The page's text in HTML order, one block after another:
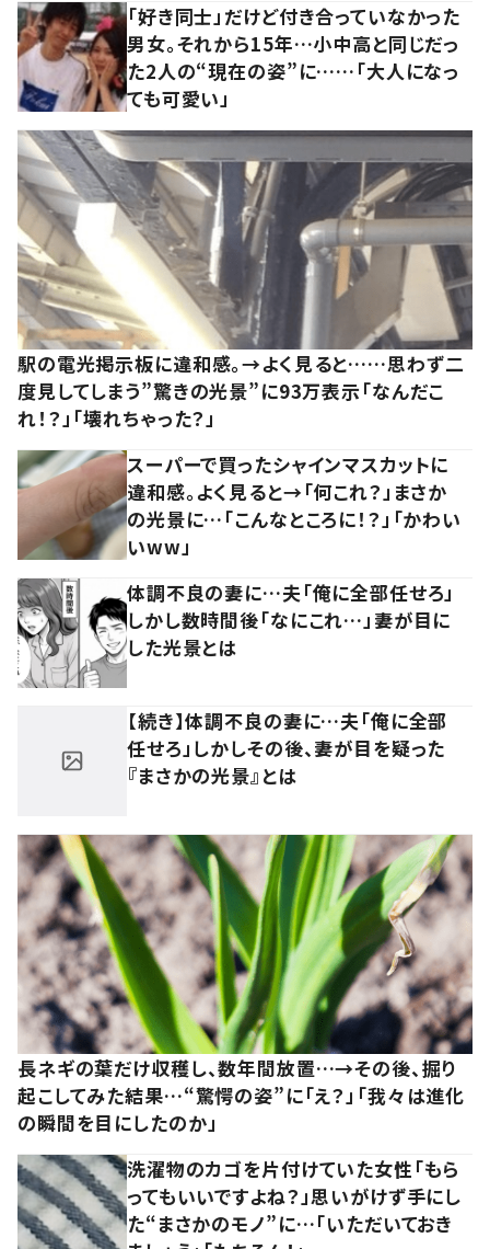
「好き同士」だけど付き合っていなかった
男女。それから15年…小中高と同じだっ
た2人の“現在の姿”に……「大人になっ
ても可愛い」
駅の電光掲示板に違和感。→よく見ると……思わず二
度見してしまう”驚きの光景”に93万表示「なんだこ
れ！？」「壊れちゃった？」
スーパーで買ったシャインマスカットに
違和感。よく見ると→「何これ？」まさか
の光景に…「こんなところに！？」「かわい
いww」
体調不良の妻に…夫「俺に全部任せろ」
しかし数時間後「なにこれ…」妻が目に
した光景とは
【続き】体調不良の妻に…夫「俺に全部
任せろ」しかしその後、妻が目を疑った
『まさかの光景』とは
長ネギの葉だけ収穫し、数年間放置…→その後、掘り
起こしてみた結果…“驚愕の姿”に「え？」「我々は進化
の瞬間を目にしたのか」
洗濯物のカゴを片付けていた女性「もら
ってもいいですよね？」思いがけず手にし
た“まさかのモノ”に…「いただいておき